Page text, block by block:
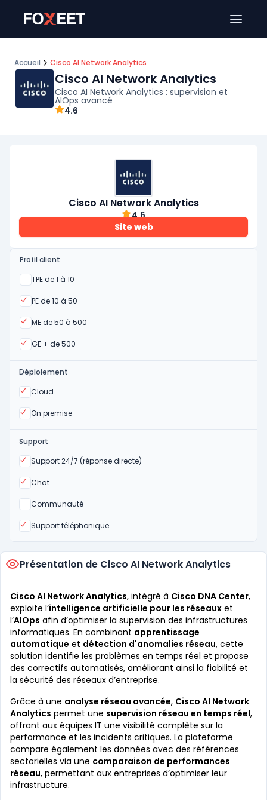
Accueil Cisco AI Network Analytics
Cisco AI Network Analytics
Cisco AI Network Analytics : supervision et
AIOps avancé
4.6
Cisco AI Network Analytics
4.6
Site web
Profil client
TPE de 1 à 10
Oui
PE de 10 à 50
Oui
ME de 50 à 500
Oui
GE + de 500
Oui
Déploiement
Cloud
Oui
On premise
Oui
Support
Support 24/7 (réponse directe)
Oui
Chat
Oui
Communauté
Non
Support téléphonique
Oui
Présentation de Cisco AI Network Analytics
Cisco AI Network Analytics, intégré à Cisco DNA Center,
exploite l’intelligence artificielle pour les réseaux et
l’AIOps afin d’optimiser la supervision des infrastructures
informatiques. En combinant apprentissage
automatique et détection d'anomalies réseau, cette
solution identifie les problèmes en temps réel et propose
des correctifs automatisés, améliorant ainsi la fiabilité et
la sécurité des réseaux d’entreprise.
Grâce à une analyse réseau avancée, Cisco AI Network
Analytics permet une supervision réseau en temps réel,
offrant aux équipes IT une visibilité complète sur la
performance et les incidents critiques. La plateforme
compare également les données avec des références
sectorielles via une comparaison de performances
réseau, permettant aux entreprises d’optimiser leur
infrastructure.